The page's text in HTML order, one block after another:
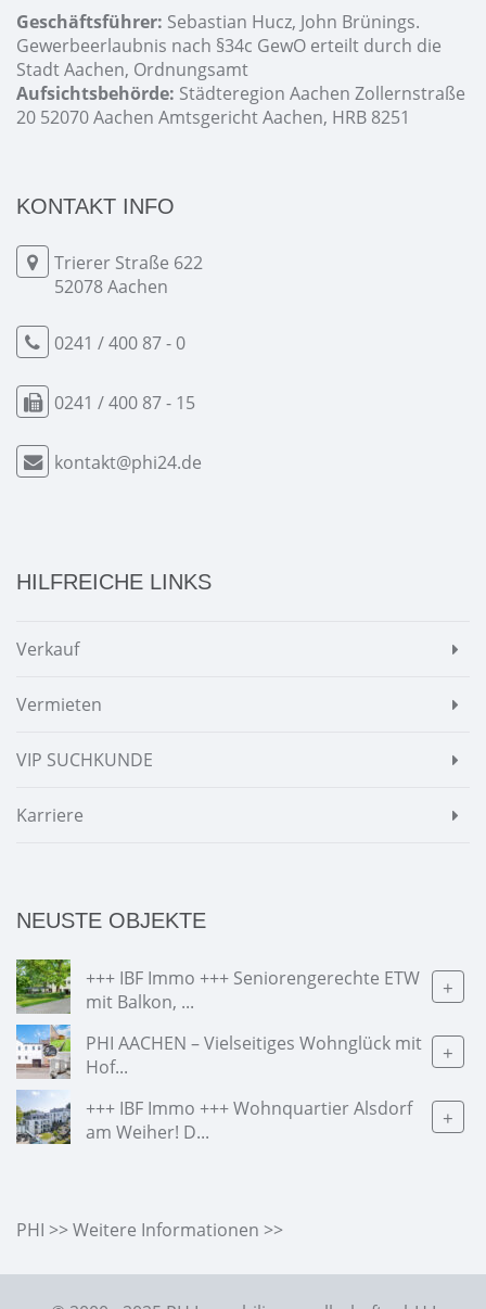
Geschäftsführer: Sebastian Hucz, John Brünings.
Gewerbeerlaubnis nach §34c GewO erteilt durch die
Stadt Aachen, Ordnungsamt
Aufsichtsbehörde: Städteregion Aachen Zollernstraße
20 52070 Aachen Amtsgericht Aachen, HRB 8251
KONTAKT INFO
Trierer Straße 622
52078 Aachen
0241 / 400 87 - 0
0241 / 400 87 - 15
kontakt@phi24.de
HILFREICHE LINKS
Verkauf
Vermieten
VIP SUCHKUNDE
Karriere
NEUSTE OBJEKTE
+++ IBF Immo +++ Seniorengerechte ETW
mit Balkon, ...
+
PHI AACHEN – Vielseitiges Wohnglück mit
Hof...
+
+++ IBF Immo +++ Wohnquartier Alsdorf
am Weiher! D...
+
PHI >> Weitere Informationen >>